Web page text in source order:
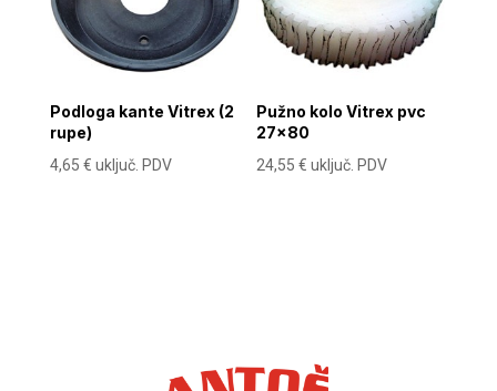
Podloga kante Vitrex (2
rupe)
4,65 € uključ. PDV
Pužno kolo Vitrex pvc
27×80
24,55€ uključ. PDV